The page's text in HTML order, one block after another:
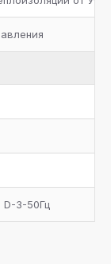
на
на
каждого
D-3-50Гц